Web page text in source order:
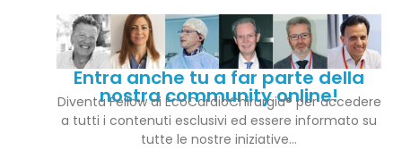
Entra anche tu a far parte della
nostra community online!
Diventa Fellow di EcoCardioChirurgia® per accedere
a tutti i contenuti esclusivi ed essere informato su
tutte le nostre iniziative…